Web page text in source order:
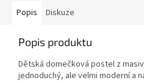
Popis Diskuze
Popis produktu
Dětská domečková postel z
jednoduchý, ale velmi moderní a